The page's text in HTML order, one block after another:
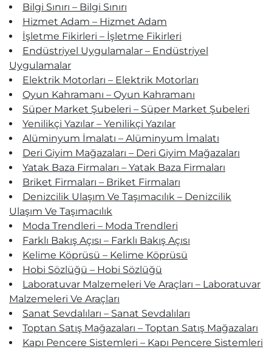
Bilgi Sınırı – Bilgi Sınırı
Hizmet Adam – Hizmet Adam
İşletme Fikirleri – İşletme Fikirleri
Endüstriyel Uygulamalar – Endüstriyel
Uygulamalar
Elektrik Motorları – Elektrik Motorları
Oyun Kahramanı – Oyun Kahramanı
Süper Market Şubeleri – Süper Market Şubeleri
Yenilikçi Yazılar – Yenilikçi Yazılar
Alüminyum İmalatı – Alüminyum İmalatı
Deri Giyim Mağazaları – Deri Giyim Mağazaları
Yatak Baza Firmaları – Yatak Baza Firmaları
Briket Firmaları – Briket Firmaları
Denizcilik Ulaşım Ve Taşımacılık – Denizcilik
Ulaşım Ve Taşımacılık
Moda Trendleri – Moda Trendleri
Farklı Bakış Açısı – Farklı Bakış Açısı
Kelime Köprüsü – Kelime Köprüsü
Hobi Sözlüğü – Hobi Sözlüğü
Laboratuvar Malzemeleri Ve Araçları – Laboratuvar
Malzemeleri Ve Araçları
Sanat Sevdalıları – Sanat Sevdalıları
Toptan Satış Mağazaları – Toptan Satış Mağazaları
Kapı Pencere Sistemleri – Kapı Pencere Sistemleri